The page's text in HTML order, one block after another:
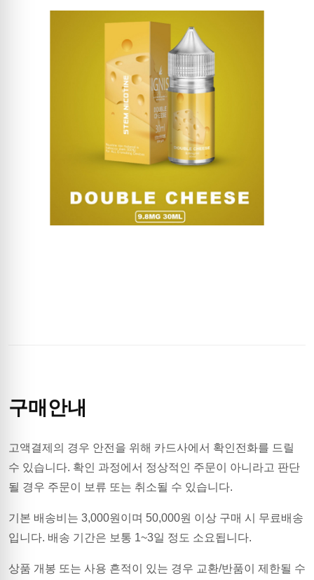
구매안내
고액결제의 경우 안전을 위해 카드사에서 확인전화를 드릴
수 있습니다. 확인 과정에서 정상적인 주문이 아니라고 판단
될 경우 주문이 보류 또는 취소될 수 있습니다.
기본 배송비는 3,000원이며 50,000원 이상 구매 시 무료배송
입니다. 배송 기간은 보통 1~3일 정도 소요됩니다.
상품 개봉 또는 사용 흔적이 있는 경우 교환/반품이 제한될 수